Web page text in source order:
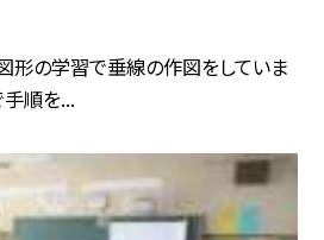
形の学習で垂線の作図をしていま
手順を...